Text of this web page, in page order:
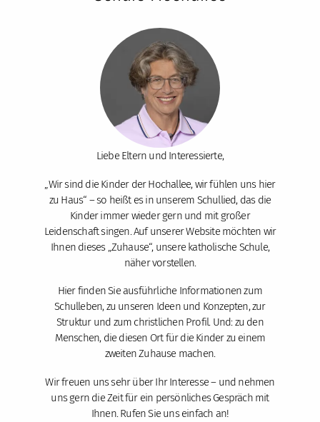
Liebe Eltern und Interessierte,
„Wir sind die Kinder der Hochallee, wir fühlen uns hier
zu Haus“ – so heißt es in unserem Schullied, das die
Kinder immer wieder gern und mit großer
Leidenschaft singen. Auf unserer Website möchten wir
Ihnen dieses „Zuhause“, unsere katholische Schule,
näher vorstellen.
Hier finden Sie ausführliche Informationen zum
Schulleben, zu unseren Ideen und Konzepten, zur
Struktur und zum christlichen Profil. Und: zu den
Menschen, die diesen Ort für die Kinder zu einem
zweiten Zuhause machen.
Wir freuen uns sehr über Ihr Interesse – und nehmen
uns gern die Zeit für ein persönliches Gespräch mit
Ihnen. Rufen Sie uns einfach an!